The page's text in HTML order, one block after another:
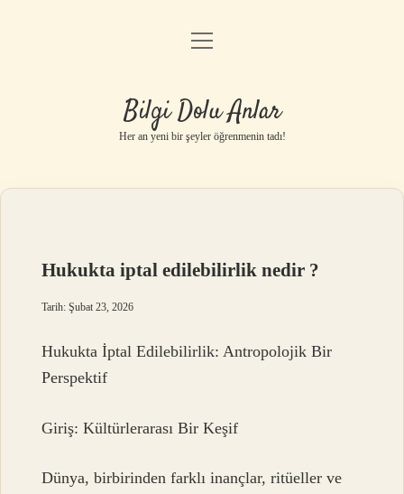
Anasayfa
Yasal Uyarı
menüyü
Bilgi Dolu Anlar
Her an yeni bir şeyler öğrenmenin tadı!
Hukukta iptal edilebilirlik nedir ?
Tarih: Şubat 23, 2026
Hukukta İptal Edilebilirlik: Antropolojik Bir
Perspektif
Giriş: Kültürlerarası Bir Keşif
Dünya, birbirinden farklı inançlar, ritüeller ve